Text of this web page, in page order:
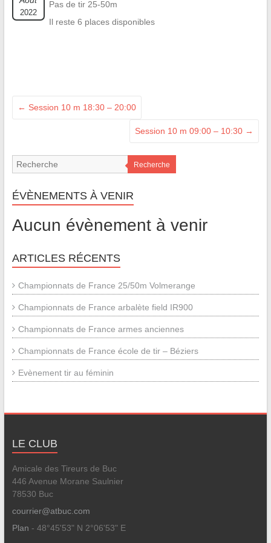
2022
Pas de tir 25-50m
Il reste 6 places disponibles
← Session 10 m 18:30 – 20:00
Session 10 m 09:00 – 10:30 →
Recherche
ÉVÈNEMENTS À VENIR
Aucun évènement à venir
ARTICLES RÉCENTS
Championnats de France 25/50m Volmerange
Championnats de France arbalète field IR900
Championnats de France armes anciennes
Championnats de France école de tir – Béziers
Evènement tir au féminin
LE CLUB
Amicale des Tireurs de Buc
446 Avenue Morane Saulnier
78530 Buc
courrier@atbuc.com
Plan - 48°45'53" N 2°06'53" E